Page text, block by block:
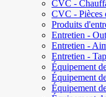
CVC -
CVC - Pièces
Produits
Entretien -
Entretien -
Entretien -
Équipement
Équipement
Équipement